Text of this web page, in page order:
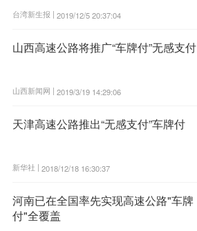
台湾新生报 | 2019/12/5 20:37:04
山西高速公路将推广“车牌付”无感支付
山西新闻网 | 2019/3/19 14:29:06
天津高速公路推出“无感支付”车牌付
新华社 | 2018/12/18 16:30:37
河南已在全国率先实现高速公路"车牌
付"全覆盖